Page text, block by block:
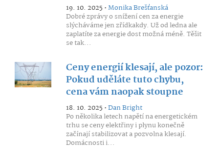
19. 10. 2025 •Monika Brešťanská
Dobré zprávy o snížení cen za energie
slýcháváme jen zřídkakdy. Už od ledna ale
zaplatíte za energie dost možná méně. Těšit
se tak...
Ceny energií klesají, ale pozor:
Pokud uděláte tuto chybu,
cena vám naopak stoupne
18. 10. 2025 •Dan Bright
Po několika letech napětí na energetickém
trhu se ceny elektřiny i plynu konečně
začínají stabilizovat a pozvolna klesají.
Domácnosti i...